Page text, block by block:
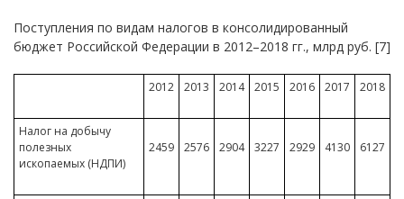
Поступления по видам налогов в консолидированный
бюджет Российской Федерации в 2012–2018 гг., млрд руб. [7]
2012 2013 2014 2015 2016 2017 2018
Налог на добычу
полезных
ископаемых (НДПИ)
2459 2576 2904 3227 2929 4130 6127